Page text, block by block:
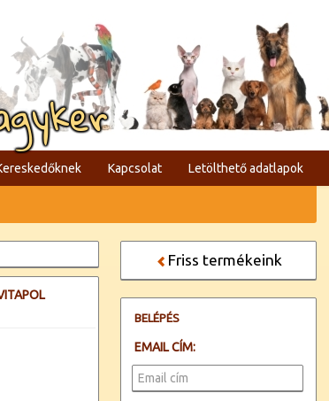
Kapcsolat Letölthető adatlapok
Friss termékeink
BELÉPÉS
EMAIL CÍM: